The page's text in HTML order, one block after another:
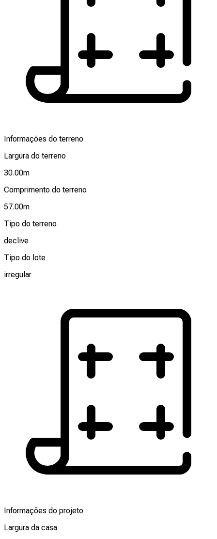
Informações do terreno
Largura do terreno
30.00m
Comprimento do terreno
57.00m
Tipo do terreno
declive
Tipo do lote
irregular
Informações do projeto
Largura da casa